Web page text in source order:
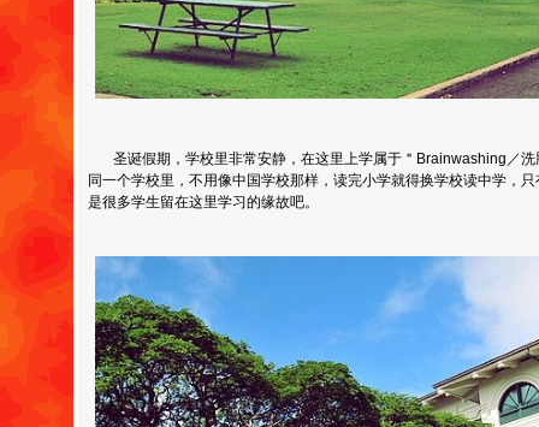
圣诞假期，学校里非常安静，在这里上学属于＂Brainwashing／洗
同一个学校里，不用像中国学校那样，读完小学就得换学校读中学，
是很多学生留在这里学习的缘故吧。